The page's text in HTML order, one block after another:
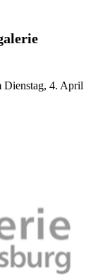
Dienstag, 4. April